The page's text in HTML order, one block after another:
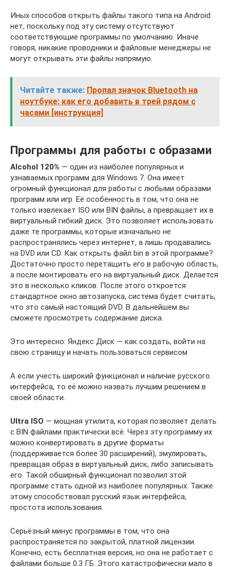
Иных способов открыть файлы такого типа на Android
нет, поскольку под эту систему отсутствуют
соответствующие программы по умолчанию. Иначе
говоря, никакие проводники и файловые менеджеры не
могут открывать эти файлы напрямую.
Читайте также: Пропал значок Bluetooth на
ноутбуке: как его добавить в трей рядом с
часами [инструкция]
Программы для работы с образами
Alcohol 120% — один из наиболее популярных и
узнаваемых программ для Windows 7. Она имеет
огромный функционал для работы с любыми образами
программ или игр. Её особенность в том, что она не
только извлекает ISO или BIN файлы, а превращает их в
виртуальный гибкий диск. Это позволяет использовать
даже те программы, которые изначально не
распространялись через интернет, а лишь продавались
на DVD или CD. Как открыть файл bin в этой программе?
Достаточно просто перетащить его в рабочую область,
а после монтировать его на виртуальный диск. Делается
это в несколько кликов. После этого откроется
стандартное окно автозапуска, система будет считать,
что это самый настоящий DVD. В дальнейшем вы
сможете просмотреть содержание диска.
Это интересно: Яндекс Диск — как создать, войти на
свою страницу и начать пользоваться сервисом
А если учесть широкий функционал и наличие русского
интерфейса, то её можно назвать лучшим решением в
своей области.
Ultra ISO — мощная утилита, которая позволяет делать
с BIN файлами практически всё. Через эту программу их
можно конвертировать в другие форматы
(поддерживается более 30 расширений), эмулировать,
превращая образ в виртуальный диск, либо записывать
его. Такой обширный функционал позволил этой
программе стать одной из наиболее популярных. Также
этому способствовал русский язык интерфейса,
простота использования.
Серьёзный минус программы в том, что она
распространяется по закрытой, платной лицензии.
Конечно, есть бесплатная версия, но она не работает с
файлами больше 0.3 ГБ. Этого катастрофически мало в